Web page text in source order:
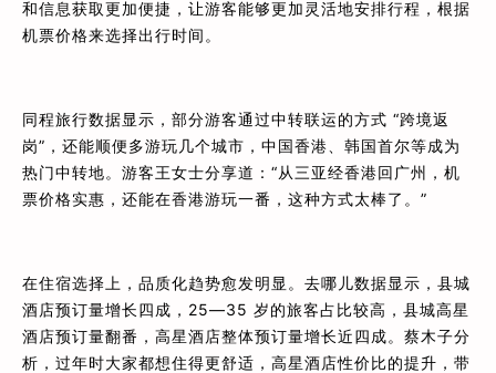
和信息获取更加便捷，让游客能够更加灵活地安排行程，根据
机票价格来选择出行时间。
同程旅行数据显示，部分游客通过中转联运的方式 “跨境返
岗”，还能顺便多游玩几个城市，中国香港、韩国首尔等成为
热门中转地。游客王女士分享道：“从三亚经香港回广州，机
票价格实惠，还能在香港游玩一番，这种方式太棒了。”
在住宿选择上，品质化趋势愈发明显。去哪儿数据显示，县城
酒店预订量增长四成，25—35 岁的旅客占比较高，县城高星
酒店预订量翻番，高星酒店整体预订量增长近四成。蔡木子分
析，过年时大家都想住得更舒适，高星酒店性价比的提升，带